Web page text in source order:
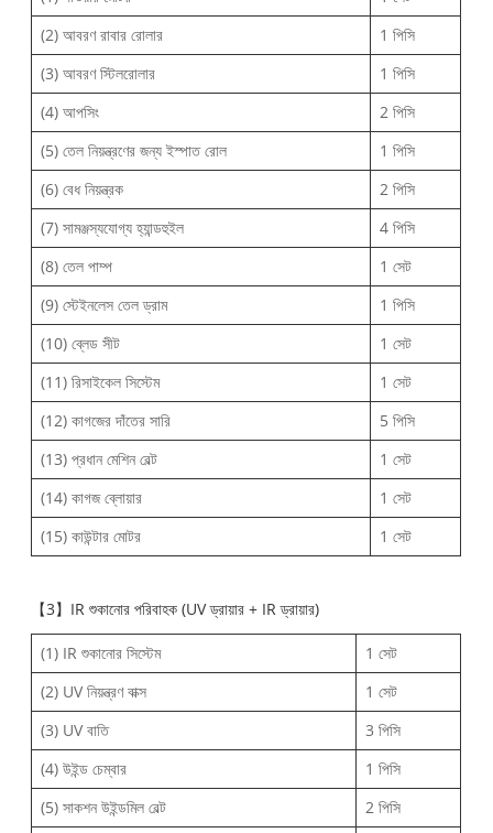
(2) আবরণ রাবার রোলার
1 পিসি
(3) আবরণ স্টিলরোলার
1 পিসি
(4) আপসিং
2 পিসি
(5) তেল নিয়ন্ত্রণের জন্য ইস্পাত রোল
1 পিসি
(6) বেধ নিয়ন্ত্রক
2 পিসি
(7) সামঞ্জস্যযোগ্য হ্যান্ডহুইল
4 পিসি
(8) তেল পাম্প
1 সেট
(9) স্টেইনলেস তেল ড্রাম
1 পিসি
(10) ব্লেড সীট
1 সেট
(11) রিসাইকেল সিস্টেম
1 সেট
(12) কাগজের দাঁতের সারি
5 পিসি
(13) প্রধান মেশিন বেল্ট
1 সেট
(14) কাগজ ব্লোয়ার
1 সেট
(15) কাউন্টার মোটর
1 সেট
【3】IR শুকানোর পরিবাহক (UV ড্রায়ার + IR ড্রায়ার)
(1) IR শুকানোর সিস্টেম
1 সেট
(2) UV নিয়ন্ত্রণ বাক্স
1 সেট
(3) UV বাতি
3 পিসি
(4) উইন্ড চেম্বার
1 পিসি
(5) সাকশন উইন্ডমিল বেল্ট
2 পিসি